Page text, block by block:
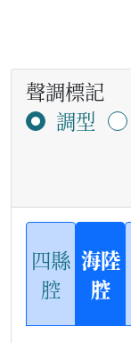
聲調標記
調型
四縣
腔
海陸
腔